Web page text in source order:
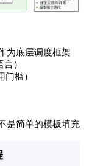
为底层调度框架
）
槛）
是简单的模板填充